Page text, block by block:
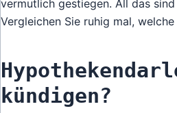
vermutlich gestiegen. All das
Vergleichen Sie ruhig mal,
kündigen?